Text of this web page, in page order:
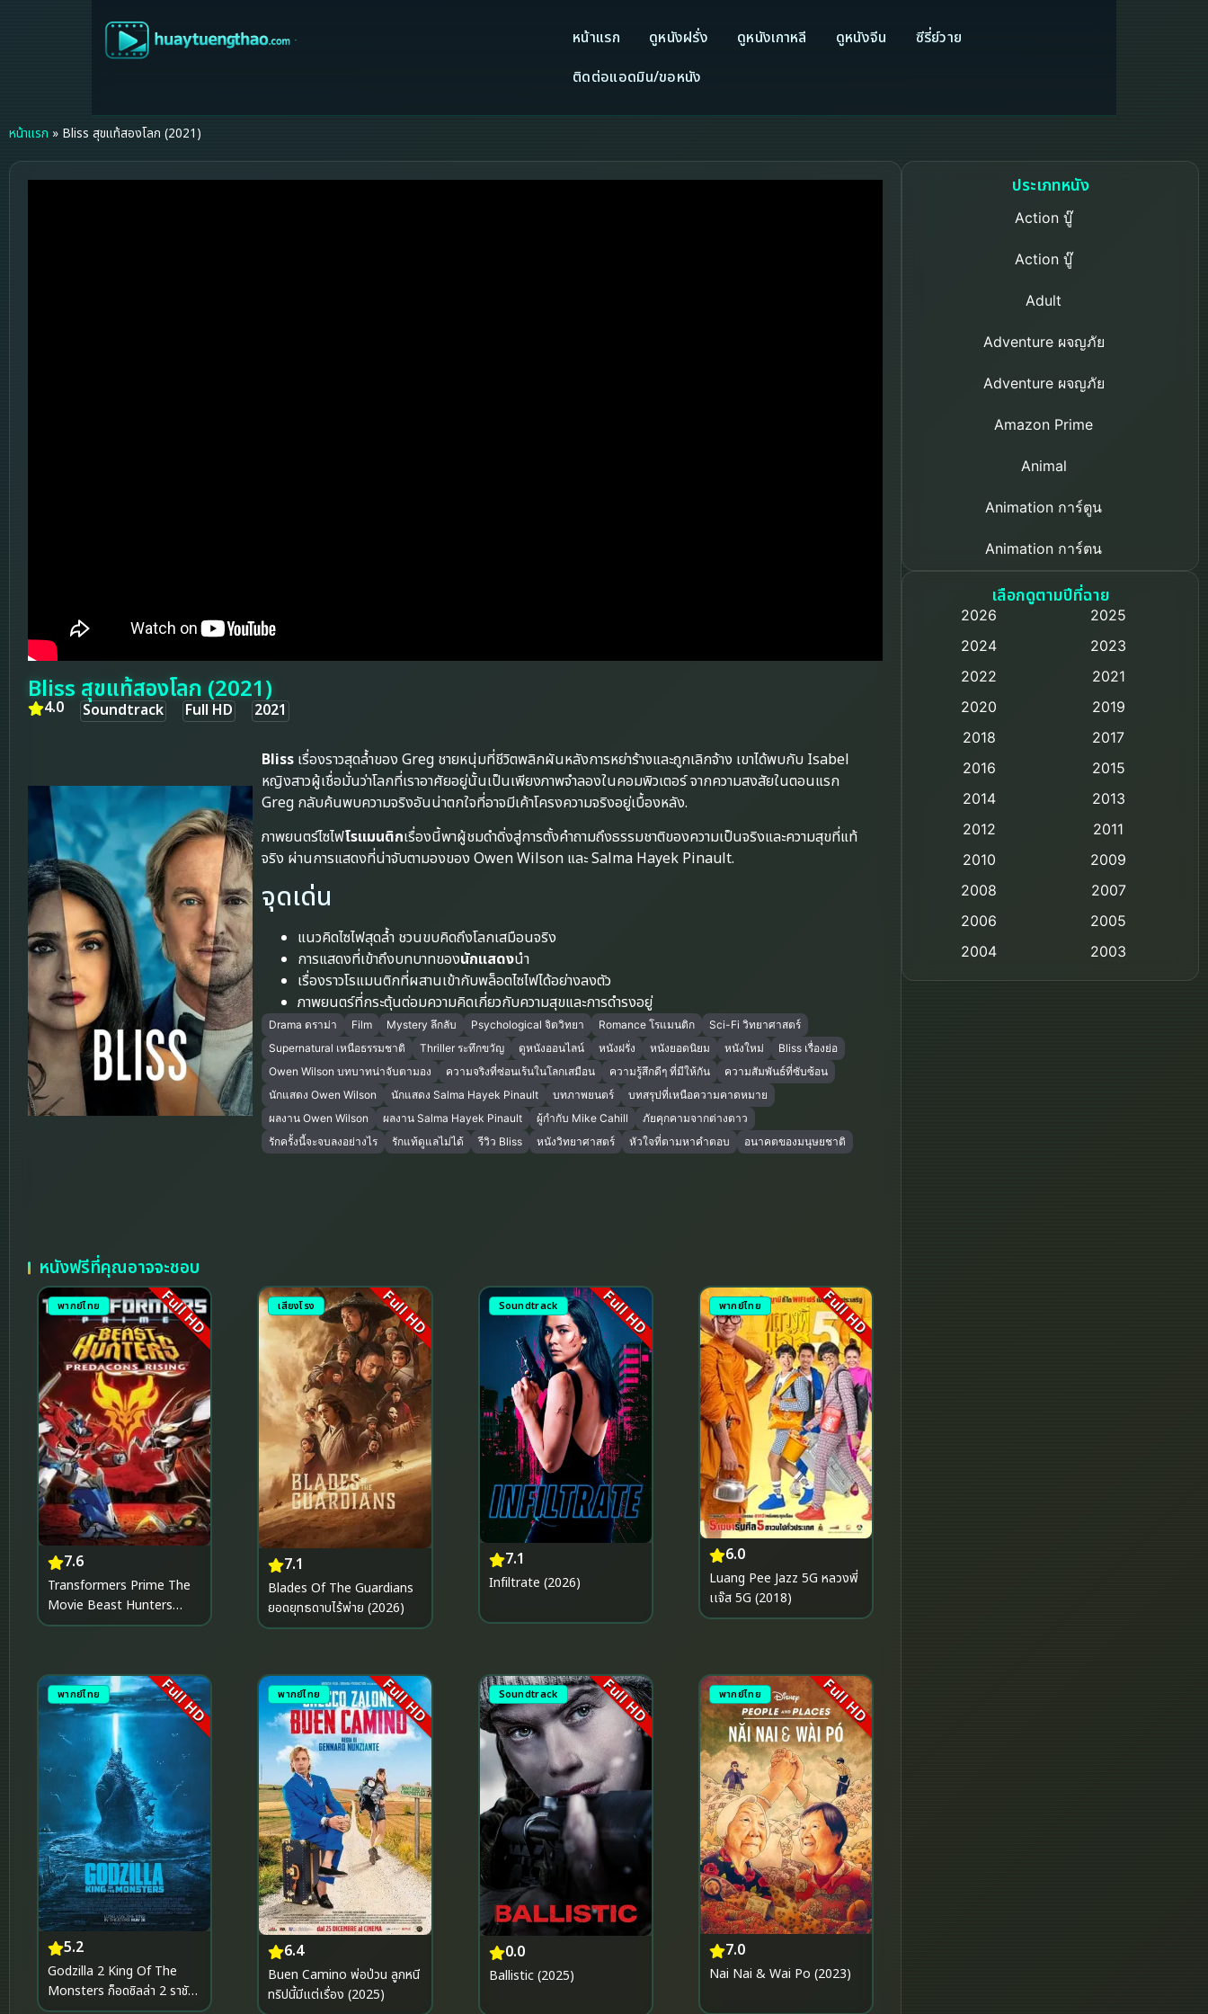
หน้าแรก ดูหนังฝรั่ง ดูหนังเกาหลี ดูหนังจีน
ซีรี่ย์วาย
ติดต่อแอดมิน/ขอหนัง
หน้าแรก » Bliss สุขแท้สองโลก (2021)
Bliss สุขแท้สองโลก (2021)
4.0 Soundtrack Full HD 2021
Bliss เรื่องราวสุดล้ำของ Greg ชายหนุ่มที่ชีวิตพลิกผันหลังการหย่าร้างและถูกเลิกจ้าง เขาได้พบกับ Isabel
หญิงสาวผู้เชื่อมั่นว่าโลกที่เราอาศัยอยู่นั้นเป็นเพียงภาพจำลองในคอมพิวเตอร์ จากความสงสัยในตอนแรก
Greg กลับค้นพบความจริงอันน่าตกใจที่อาจมีเค้าโครงความจริงอยู่เบื้องหลัง.
ภาพยนตร์ไซไฟโรแมนติกเรื่องนี้พาผู้ชมดำดิ่งสู่การตั้งคำถามถึงธรรมชาติของความเป็นจริงและความสุขที่แท้
จริง ผ่านการแสดงที่น่าจับตามองของ Owen Wilson และ Salma Hayek Pinault.
จุดเด่น
แนวคิดไซไฟสุดล้ำ ชวนขบคิดถึงโลกเสมือนจริง
การแสดงที่เข้าถึงบทบาทของนักแสดงนำ
เรื่องราวโรแมนติกที่ผสานเข้ากับพล็อตไซไฟได้อย่างลงตัว
ภาพยนตร์ที่กระตุ้นต่อมความคิดเกี่ยวกับความสุขและการดำรงอยู่
Drama ดราม่า Film Mystery ลึกลับ Psychological จิตวิทยา Romance โรแมนติก
Sci-Fi วิทยาศาสตร์
Supernatural เหนือธรรมชาติ
Thriller ระทึกขวัญ ดูหนังออนไลน์ หนังฝรั่ง หนังยอดนิยม หนังใหม่
Bliss เรื่องย่อ
Owen Wilson บทบาทน่าจับตามอง
ความจริงที่ซ่อนเร้นในโลกเสมือน ความรู้สึกดีๆ ที่มีให้กัน
ความสัมพันธ์ที่ซับซ้อน
นักแสดง Owen Wilson
นักแสดง Salma Hayek Pinault บทภาพยนตร์
บทสรุปที่เหนือความคาดหมาย
ผลงาน Owen Wilson
ผลงาน Salma Hayek Pinault ผู้กำกับ Mike Cahill
ภัยคุกคามจากต่างดาว
รักครั้งนี้จะจบลงอย่างไร
รักแท้ดูแลไม่ได้ รีวิว Bliss หนังวิทยาศาสตร์ หัวใจที่ตามหาคำตอบ อนาคตของมนุษยชาติ
หนังฟรีที่คุณอาจจะชอบ
พากย์ไทย Full HD
7.6
Transformers Prime The
Movie Beast Hunters
Predacons Rising (2013)
เสียงโรง Full HD
7.1
Blades Of The Guardians
ยอดยุทธดาบไร้พ่าย (2026)
Soundtrack Full HD
7.1
Infiltrate (2026)
พากย์ไทย Full HD
6.0
Luang Pee Jazz 5G หลวงพี่
เเจ๊ส 5G (2018)
พากย์ไทย Full HD
5.2
Godzilla 2 King Of The
Monsters ก็อดซิลล่า 2 ราชัน
พากย์ไทย Full HD
6.4
Buen Camino พ่อป่วน ลูกหนี
ทริปนี้มีแต่เรื่อง (2025)
Soundtrack Full HD
0.0
Ballistic (2025)
พากย์ไทย Full HD
7.0
Nai Nai & Wai Po (2023)
ประเภทหนัง
Action บู๊
Action บู๊
Adult
Adventure ผจญภัย
Adventure ผจญภัย
Amazon Prime
Animal
Animation การ์ตูน
Animation การ์ตูน
Based on a True Story เรื่องจริง
Biography ชีวิตจริง
Black Comedy
Crime อาชญากรรม
Crime อาชญากรรม
เลือกดูตามปีที่ฉาย
2026
2025
2024
2023
2022
2021
2020
2019
2018
2017
2016
2015
2014
2013
2012
2011
2010
2009
2008
2007
2006
2005
2004
2003
2002
2000